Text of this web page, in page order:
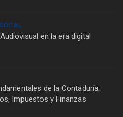
en la era digital
de la Contaduría:
Impuestos y Finanzas